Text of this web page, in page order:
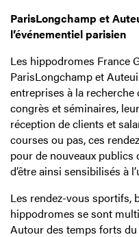
ParisLongchamp et
l’événementiel parisien
Les hippodromes France
ParisLongchamp et
entreprises à la
congrès et séminaires,
réception de clients et
courses ou pas, ces
pour de nouveaux
d’être ainsi sensibilisés à
Les rendez-vous sportifs,
hippodromes se sont
Autour des temps forts